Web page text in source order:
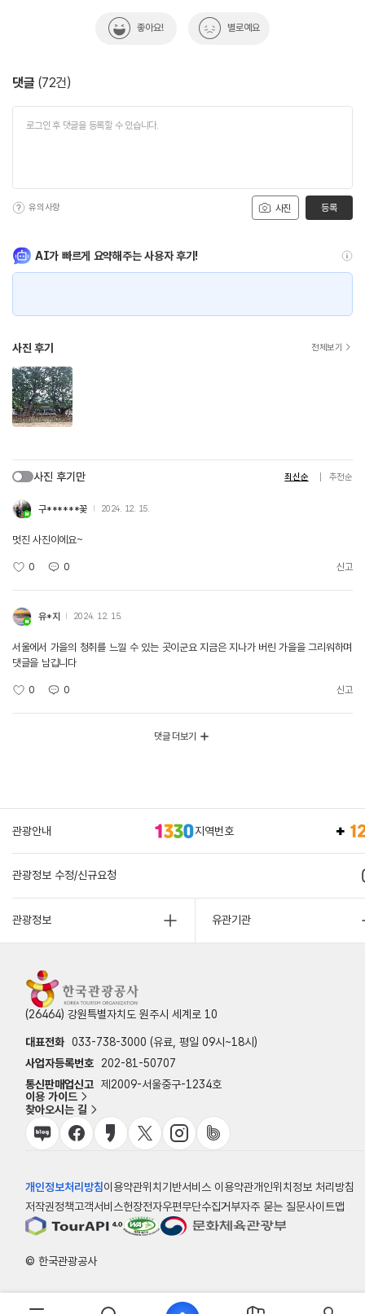
좋아요! 별로예요
댓글 (72건)
사진
유의사항 등록
AI가 빠르게 요약해주는 사용자 후기!
사진 후기 전체보기
사진 후기만 최신순 추천순
구******꽃 2024. 12. 15.
멋진 사진이에요~
0 0 신고
유*지 2024. 12. 15.
서울에서 가을의 청취를 느낄 수 있는 곳이군요 지금은 지나가 버린 가을을 그리워하며
댓글을 남깁니다
0 0 신고
댓글 더보기
관광안내 지역번호
관광정보 수정/신규요청
관광정보 유관기관
(26464) 강원특별자치도 원주시 세계로 10
대표전화 033-738-3000 (유료, 평일 09시~18시)
사업자등록번호
202-81-50707
통신판매업신고 제2009-서울중구-1234호
이용 가이드
찾아오시는 길
개인정보처리방침이용약관위치기반서비스 이용약관개인위치정보 처리방침
저작권정책고객서비스헌장전자우편무단수집거부자주 묻는 질문사이트맵
© 한국관광공사